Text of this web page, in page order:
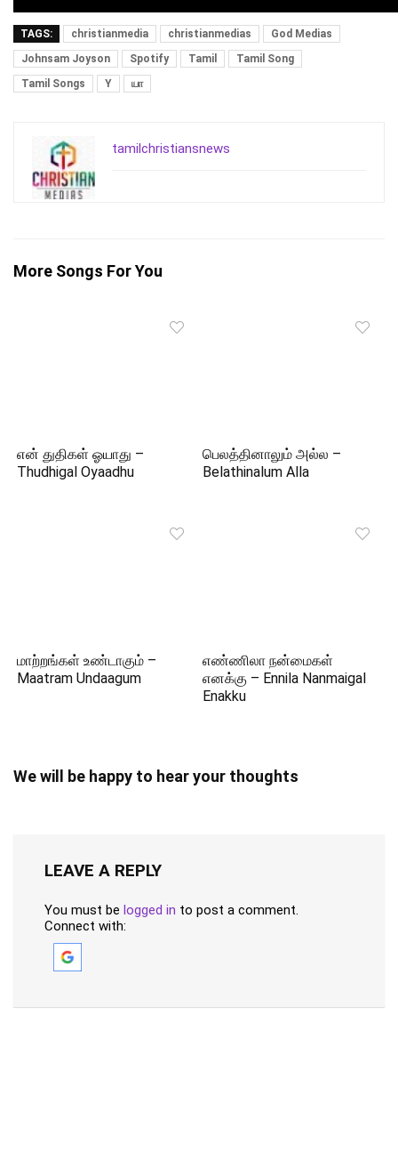
TAGS: christianmedia christianmedias
God Medias
Johnsam Joyson
Spotify Tamil
Tamil Song
Tamil Songs
Y யா
tamilchristiansnews
More Songs For You
என் துதிகள் ஓயாது –
Thudhigal Oyaadhu
பெலத்தினாலும் அல்ல –
Belathinalum Alla
மாற்றங்கள் உண்டாகும் –
Maatram Undaagum
எண்ணிலா நன்மைகள்
எனக்கு – Ennila Nanmaigal
Enakku
We will be happy to hear your thoughts
LEAVE A REPLY
You must be logged in to post a comment.
Connect with: